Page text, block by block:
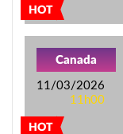
HOT
HOT
Canada
11/03/2026
11h00